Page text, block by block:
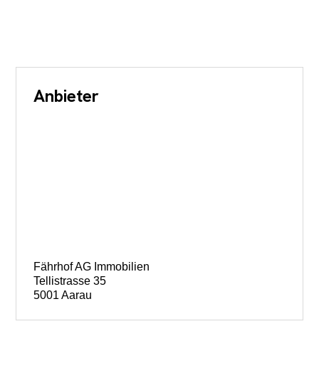
Anbieter
Fährhof AG Immobilien
Tellistrasse 35
5001 Aarau